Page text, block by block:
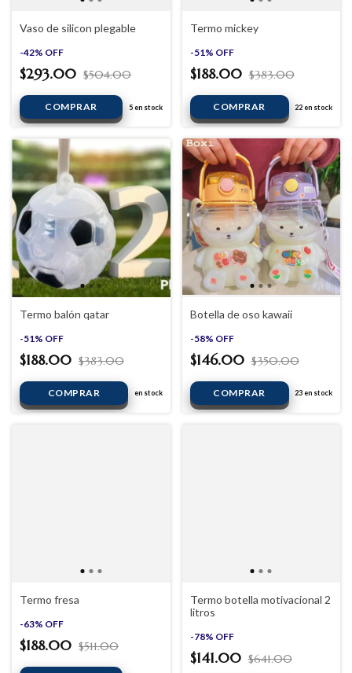
Vaso de silicon plegable
-42% OFF
$293.00 $504.00
5en stock
Termo mickey
-51% OFF
$188.00 $383.00
22en stock
Termo balón qatar
-51 % OFF
$188.00 $383.00
en stock
Botella de oso kawaii
-58% OFF
$146.00 $350.00
23en stock
Termo fresa
-63% OFF
$188.00 $511.00
Termo botella motivacional 2
litros
-78% OFF
$141.00 $641.00